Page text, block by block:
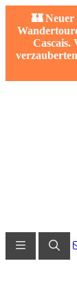
🏰
Cascais.